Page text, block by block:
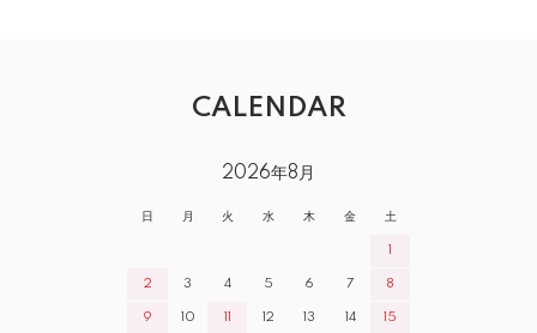
CALENDAR
2026年8月
日 月 火 水 木 金 土
1
2 3 4 5 6 7 8
9 10 11 12 13 14 15